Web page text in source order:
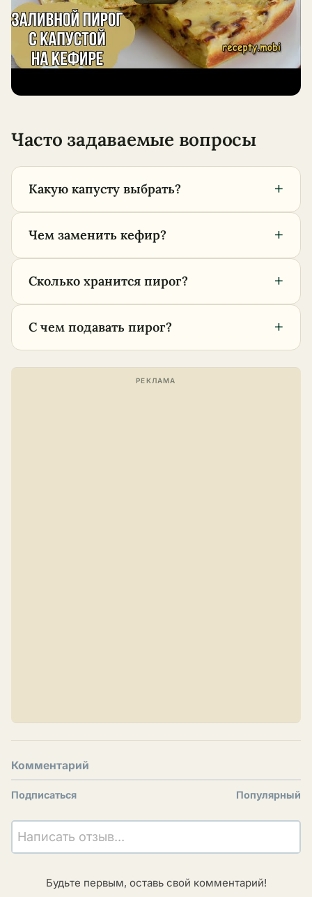
Часто задаваемые вопросы
Какую капусту выбрать? +
Чем заменить кефир? +
Сколько хранится пирог? +
С чем подавать пирог? +
Комментарий
Подписаться Популярный
Написать отзыв...
Будьте первым, оставь свой комментарий!